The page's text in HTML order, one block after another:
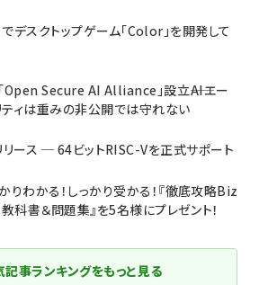
でデスクトップゲーム「Color」を開発して
Secure AI Alliance」設立――AIエー
ティは重みの非公開では守れない
リース ─ 64ビットRISC-Vを正式サポート
りわかる！しっかり受かる！『徹底攻略Biz
科書＆問題集』を5名様にプレゼント！
記事ランキングをもっと見る